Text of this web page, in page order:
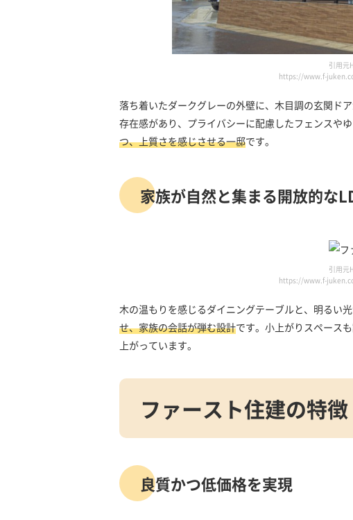
引用元
https://www.f-
落ち着いたダークグレーの外壁に、木目調の玄関ド
存在感があり、プライバシーに配慮したフェンスや
つ、上質さを感じさせる一邸です。
家族が自然と集まる開放的な
引用元
https://www.f-
木の温もりを感じるダイニングテーブルと、明るい光
せ、家族の会話が弾む設計です。小上がりスペース
上がっています。
ファースト住建の特徴
良質かつ低価格を実現